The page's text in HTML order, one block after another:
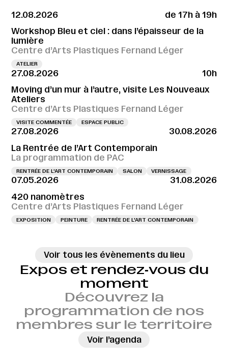
12.08.2026
de 17h à 19h
Workshop Bleu et ciel : dans l’épaisseur de la
lumière
Centre d’Arts Plastiques Fernand Léger
ATELIER
27.08.2026
10h
Moving d’un mur à l’autre, visite Les Nouveaux
Ateliers
Centre d’Arts Plastiques Fernand Léger
VISITE COMMENTÉE ESPACE PUBLIC
27.08.2026
30.08.2026
La Rentrée de l’Art Contemporain
La programmation de PAC
RENTRÉE DE L'ART CONTEMPORAIN SALON VERNISSAGE
07.05.2026
31.08.2026
420 nanomètres
Centre d’Arts Plastiques Fernand Léger
EXPOSITION PEINTURE RENTRÉE DE L'ART CONTEMPORAIN
Voir tous les évènements du lieu
Expos et rendez‑vous du
moment
Découvrez la
programmation de nos
membres sur le territoire
Voir l’agenda